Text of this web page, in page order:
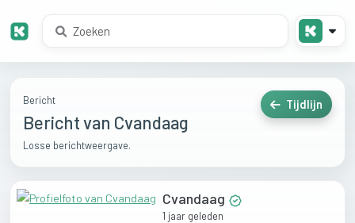
Bericht
Bericht van Cvandaag
Losse berichtweergave.
Tijdlijn
Cvandaag
1 jaar geleden